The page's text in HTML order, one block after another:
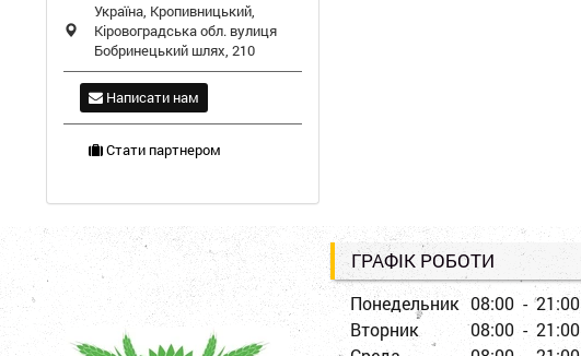
Україна, Кропивницький,
Кіровоградська обл. вулиця
Бобринецький шлях, 210
Написати нам
Стати партнером
ГРАФІК РОБОТИ
Понедельник 08:00 - 21:00
Вторник
08:00 - 21:00